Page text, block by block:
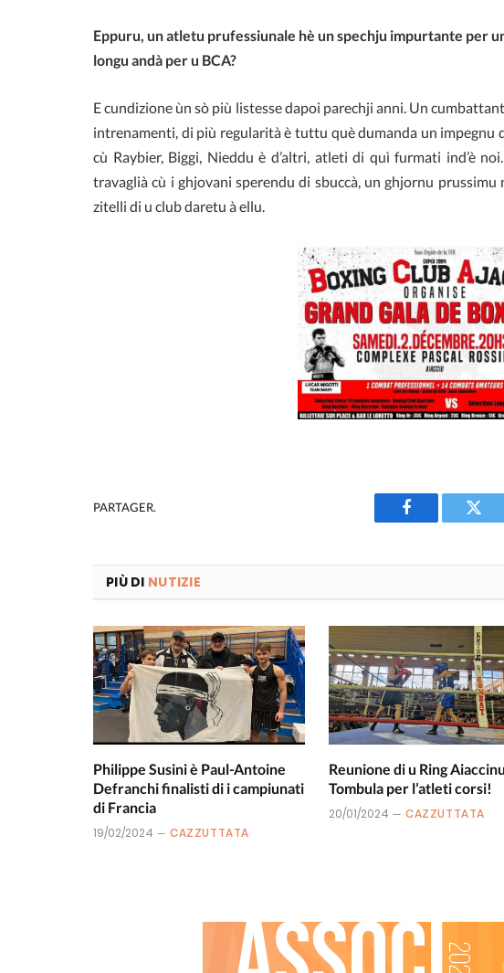
Eppuru, un atletu prufessiunale hè un spechju impurtante per
longu andà per u BCA?
E cundizione ùn sò più listesse dapoi parechji anni. Un
intrenamenti, di più regularità è tuttu què dumanda un impegnu
cù Raybier, Biggi, Nieddu è d’altri, atleti di quì furmati ind’è
travaglià cù i ghjovani sperendu di sbuccà, un ghjornu
zitelli di u club daretu à ellu.
PARTAGER.
Facebook
PIÙ DI NUTIZIE
Philippe Susini è Paul-Antoine
Defranchi finalisti di i campiunati
di Francia
19/02/2024 CAZZUTTATA
Reunione di u Ring
Tombula per l’atleti corsi!
20/01/2024 CAZZUTTATA